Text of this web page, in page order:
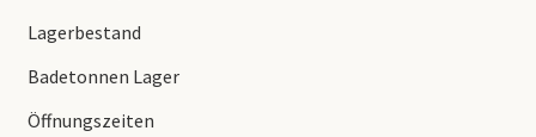
Lagerbestand
Badetonnen Lager
Öffnungszeiten